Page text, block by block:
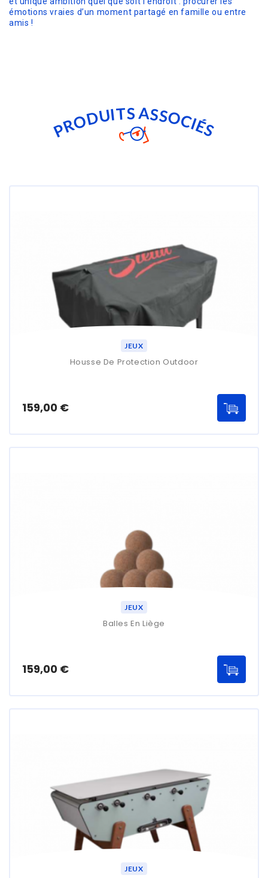
émotions vraies d’un moment partagé en famille ou entre
amis !
PRODUITSASSOCIÉS
JEUX
Housse De Protection Outdoor
159,00 €Prix
JEUX
Balles En Liège
159,00 €Prix
JEUX